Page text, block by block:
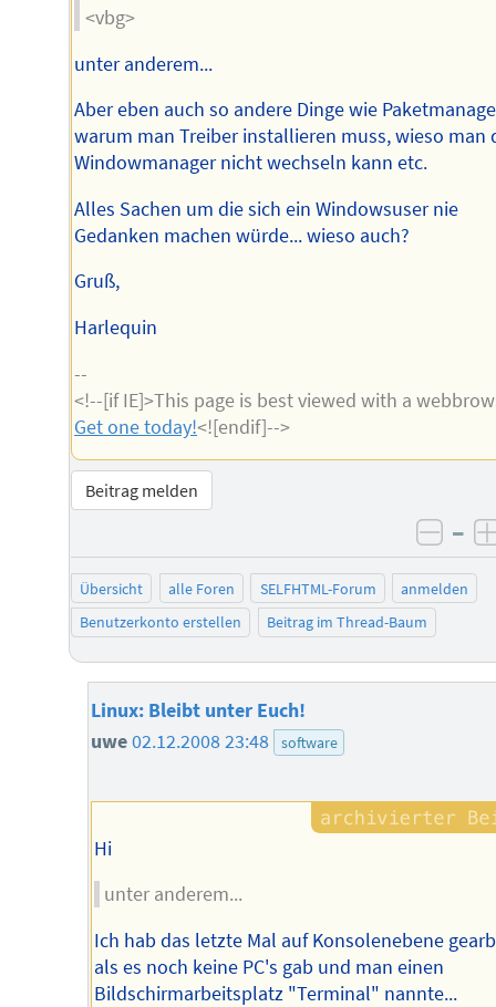
<vbg>
unter anderem...
Aber eben auch so andere Dinge wie
warum man Treiber installieren muss, wieso man
Windowmanager nicht wechseln kann etc.
Alles Sachen um die sich ein Windowsuser nie
Gedanken machen würde... wieso auch?
Gruß,
Harlequin
--
<!--[if IE]>This page is best viewed with a
Get one today!<![endif]-->
Beitrag melden
–
Übersicht alle Foren SELFHTML-Forum
anmelden
Benutzerkonto erstellen
Beitrag im Thread-Baum
Linux: Bleibt unter Euch!
uwe02.12.2008 23:48 software
Hi
unter anderem...
Ich hab das letzte Mal auf Konsolenebene
als es noch keine PC's gab und man einen
Bildschirmarbeitsplatz "Terminal" nannte...